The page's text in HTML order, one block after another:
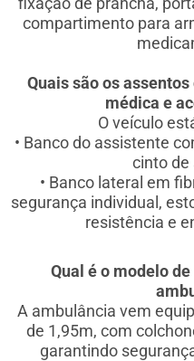
compartimento para
Quais são os
médica e
O veículo
• Banco do assistente
cinto de
• Banco lateral em
segurança individual,
resistência e
Qual é o modelo
A ambulância vem
de 1,95m, com
garantindo